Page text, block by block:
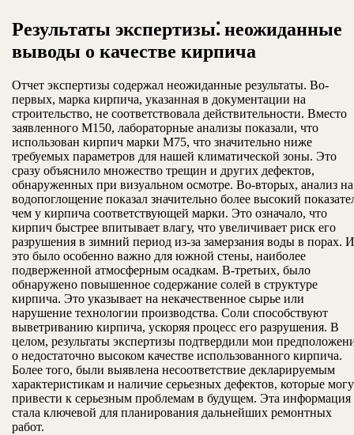
Результаты экспертизы⁚ неожиданные
выводы о качестве кирпича
Отчет экспертизы содержал неожиданные результаты. Во-
первых, марка кирпича, указанная в документации на
строительство, не соответствовала действительности. Вместо
заявленного М150, лабораторные анализы показали, что
использован кирпич марки М75, что значительно ниже
требуемых параметров для нашей климатической зоны. Это
сразу объяснило множество трещин и других дефектов,
обнаруженных при визуальном осмотре. Во-вторых, анализ на
водопоглощение показал значительно более высокий
чем у кирпича соответствующей марки. Это означало, что
кирпич быстрее впитывает влагу, что увеличивает риск его
разрушения в зимний период из-за замерзания воды в порах. И
это было особенно важно для южной стены, наиболее
подверженной атмосферным осадкам. В-третьих, было
обнаружено повышенное содержание солей в структуре
кирпича. Это указывает на некачественное сырье или
нарушение технологии производства. Соли способствуют
выветриванию кирпича, ускоряя процесс его разрушения. В
целом, результаты экспертизы подтвердили мои
о недостаточно высоком качестве использованного кирпича.
Более того, были выявлена несоответствие декларируемым
характеристикам и наличие серьезных дефектов, которые
привести к серьезным проблемам в будущем. Эта информация
стала ключевой для планирования дальнейших ремонтных
работ.